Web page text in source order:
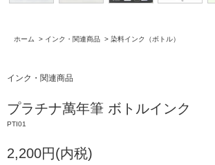
ホーム > インク・関連商品 > 染料インク（ボトル）
インク・関連商品
プラチナ萬年筆 ボトルインク
PTI01
2,200円(内税)